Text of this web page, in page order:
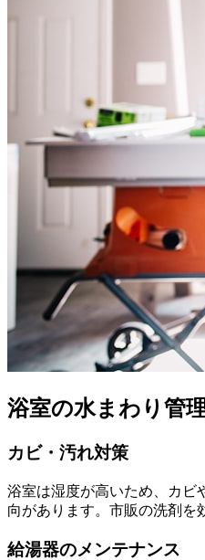
浴室の水まわり管
カビ・汚れ対策
浴室は湿度が高いため、カビ
向があります。市販の洗剤を
給湯器のメンテナンス